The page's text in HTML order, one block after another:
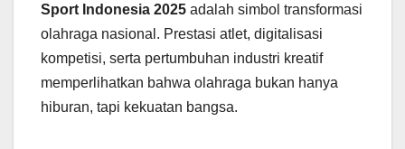
Sport Indonesia 2025 adalah simbol transformasi
olahraga nasional. Prestasi atlet, digitalisasi
kompetisi, serta pertumbuhan industri kreatif
memperlihatkan bahwa olahraga bukan hanya
hiburan, tapi kekuatan bangsa.